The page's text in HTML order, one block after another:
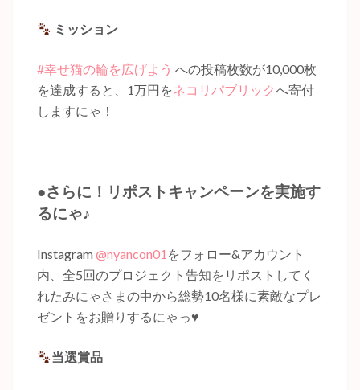
ミッション
#幸せ猫の輪を広げよう への投稿枚数が10,000枚
を達成すると、1万円をネコリパブリックへ寄付
しますにゃ！
●さらに！リポストキャンペーンを実施す
るにゃ♪
Instagram@nyancon01 をフォロー&アカウント
内、全5回のプロジェクト告知をリポストしてく
れたみにゃさまの中から総勢10名様に素敵なプレ
ゼントをお贈りするにゃっ♥️
当選賞品